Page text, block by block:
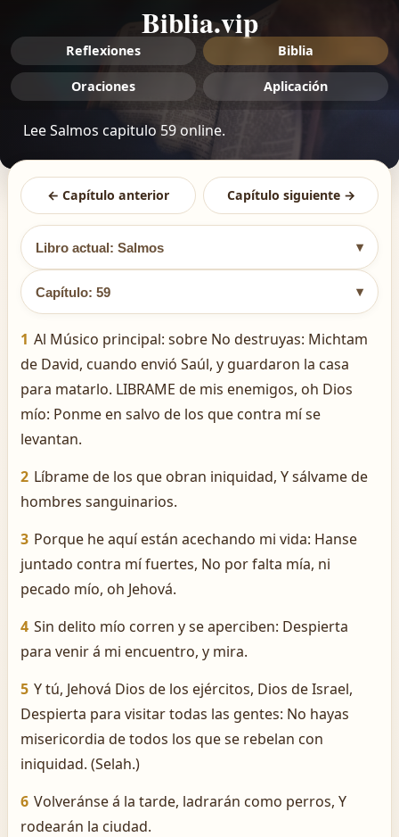
Biblia.vip
Reflexiones Biblia
Oraciones Aplicación
Lee Salmos capitulo 59 online.
← Capítulo anterior Capítulo siguiente →
Libro actual: Salmos ▾
Capítulo: 59 ▾
1 Al Músico principal: sobre No destruyas: Michtam
de David, cuando envió Saúl, y guardaron la casa
para matarlo. LIBRAME de mis enemigos, oh Dios
mío: Ponme en salvo de los que contra mí se
levantan.
2 Líbrame de los que obran iniquidad, Y sálvame de
hombres sanguinarios.
3 Porque he aquí están acechando mi vida: Hanse
juntado contra mí fuertes, No por falta mía, ni
pecado mío, oh Jehová.
4 Sin delito mío corren y se aperciben: Despierta
para venir á mi encuentro, y mira.
5 Y tú, Jehová Dios de los ejércitos, Dios de Israel,
Despierta para visitar todas las gentes: No hayas
misericordia de todos los que se rebelan con
iniquidad. (Selah.)
6 Volveránse á la tarde, ladrarán como perros, Y
rodearán la ciudad.